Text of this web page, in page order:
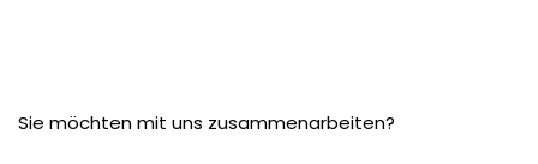
Sie möchten mit uns zusammenarbeiten?